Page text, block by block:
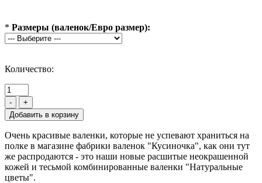
* Размеры (валенок/Евро размер):
Количество:
- +
Очень красивые валенки, которые не успевают храниться на
полке в магазине фабрики валенок "Кусиночка", как они тут
же распродаются - это наши новые расшитые неокрашенной
кожей и тесьмой комбинированные валенки "Натуральные
цветы".